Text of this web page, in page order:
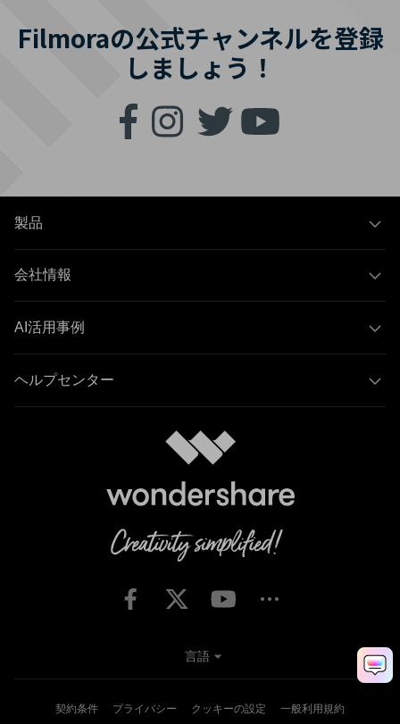
Filmoraの公式チャンネルを登録
しましょう！
製品
会社情報
AI活用事例
ヘルプセンター
契約条件 プライバシー クッキーの設定 一般利用規約
言語